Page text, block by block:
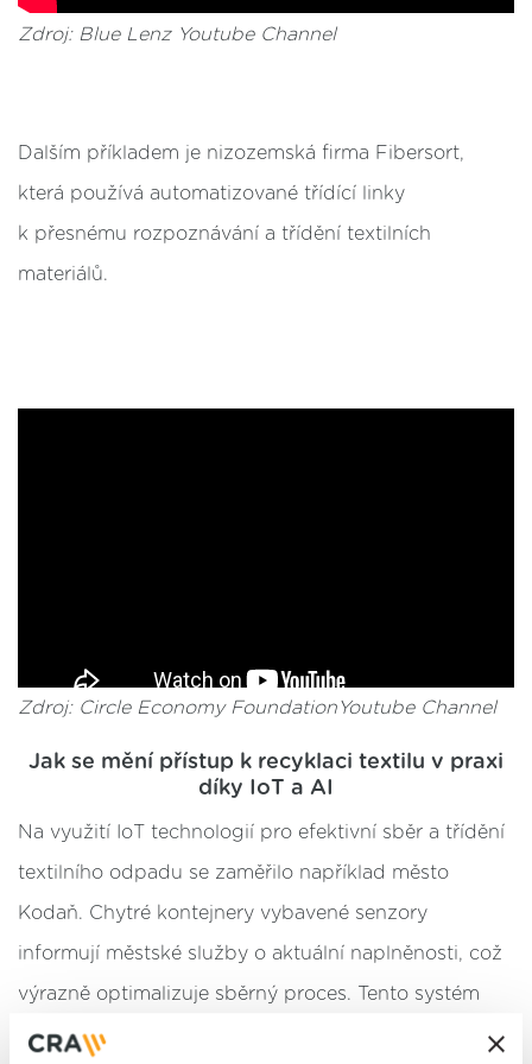
Zdroj: Blue Lenz Youtube Channel
Dalším příkladem je nizozemská firma Fibersort,
která používá automatizované třídící linky
k přesnému rozpoznávání a třídění textilních
materiálů.
Zdroj: Circle Economy FoundationYoutube Channel
Jak se mění přístup k recyklaci textilu v praxi
díky IoT a AI
Na využití IoT technologií pro efektivní sběr a třídění
textilního odpadu se zaměřilo například město
Kodaň. Chytré kontejnery vybavené senzory
informují městské služby o aktuální naplněnosti, což
výrazně optimalizuje sběrný proces. Tento systém
přinesl městu nejen úsporu nákladů, ale také snížení